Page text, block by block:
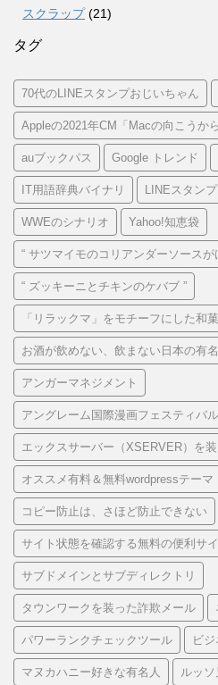
スクラップ(21)
タグ
70代のLINEスタンプおじいちゃん
Appleの2021年CM「Macの向こうか
auブックパス Google トレンド
IT用語辞典バイナリ LINEスタン
WWEのシナリオ Yahoo!知恵袋
“ サツマイモのコリアンダーソースが
“ ズッキーニとチキンのケバブ ”
「リラックマ」をモチーフにした和
お酒が飲めない、飲まない日本の有
アンガーマネジメント
アングレーム国際漫画フェスティバル
エックスサーバー（XSERVER）を
オススメ有料＆無料wordpressテーマ
コピー防止は、さほど防止できない
サイト状態を確認する無料の便利サ
サブドメインとサブディレクトリ
タウンワークを装った詐欺メール
パワーランクチェックツール ビ
マヌカハニー好きな有名人 ルッソ